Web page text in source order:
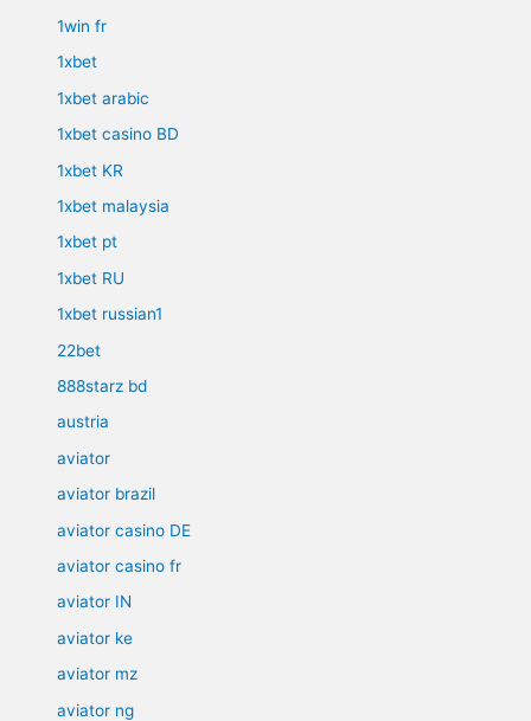
1win fr
1xbet
1xbet arabic
1xbet casino BD
1xbet KR
1xbet malaysia
1xbet pt
1xbet RU
1xbet russian1
22bet
888starz bd
austria
aviator
aviator brazil
aviator casino DE
aviator casino fr
aviator IN
aviator ke
aviator mz
aviator ng